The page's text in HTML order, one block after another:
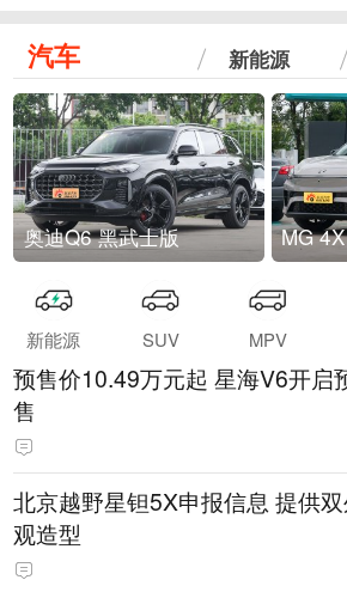
汽车 新能源
奥迪Q6 黑武士版 MG
新能源 SUV MPV
预售价10.49万元起 星海V6开启
售
北京越野星钽5X申报信息 提供
观造型